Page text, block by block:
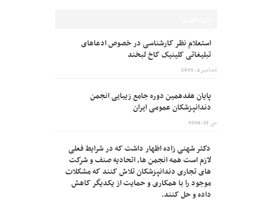
استعلام نظر کارشناسی در خصوص ادعاهای
تبلیغاتی کلینیک کاخ لبخند
دسامبر 4, 2025
پایان هفدهمین دوره جامع زیبایی انجمن
دندانپزشکان عمومی ایران
می 15, 2019
دکتر شهنی زاده اظهار داشت که در شرایط فعلی
لازم است همه انجمن ها، اتحادیه صنف و شرکت
های تجاری دندانپزشکان تلاش کنند که مشکلات
موجود را با همکاری و حمایت از یکدیگر کاهش
داده و حل کنند.